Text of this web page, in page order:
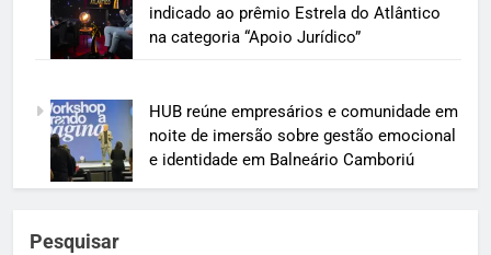
indicado ao prêmio Estrela do Atlântico
na categoria “Apoio Jurídico”
HUB reúne empresários e comunidade em
noite de imersão sobre gestão emocional
e identidade em Balneário Camboriú
Pesquisar